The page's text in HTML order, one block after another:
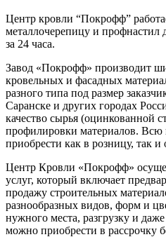
Центр кровли “Покрофф”
металлочерепицу и профнастил
за 24 часа.
Завод «Покрофф» производит
кровельных и фасадных
разного типа под размер
Саранске и других городах
качество сырья (оцинкованной
профилировки материалов.
приобрести как в розницу, так и
Центр Кровли «Покрофф»
услуг, который включает
продажу строительных
разнообразных видов, форм и
нужного места, разгрузку и
можно приобрести в рассрочку